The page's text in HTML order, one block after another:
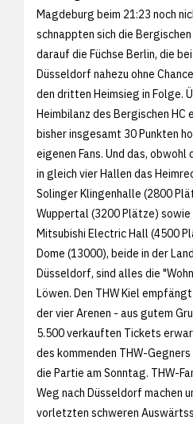
Magdeburg beim 21:23 noch
schnappten sich die
darauf die Füchse Berlin, die
Düsseldorf nahezu ohne
den dritten Heimsieg in Folge.
Heimbilanz des Bergischen HC
bisher insgesamt 30 Punkten
eigenen Fans. Und das, obwohl
in gleich vier Hallen das
Solinger Klingenhalle (2800
Wuppertal (3200 Plätze) sowie
Mitsubishi Electric Hall (4500
Dome (13000), beide in der
Düsseldorf, sind alles die
Löwen. Den THW Kiel
der vier Arenen - aus gutem
5.500 verkauften Tickets
des kommenden THW-
die Partie am Sonntag. THW-
Weg nach Düsseldorf machen
vorletzten schweren